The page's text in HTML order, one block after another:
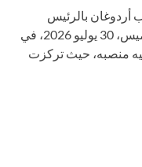
أردوغان بالرئيس
اللبناني جوزيف عون في أنقرة يوم الخميس، 30 يوليو 2026، في
منصبه، حيث تركزت